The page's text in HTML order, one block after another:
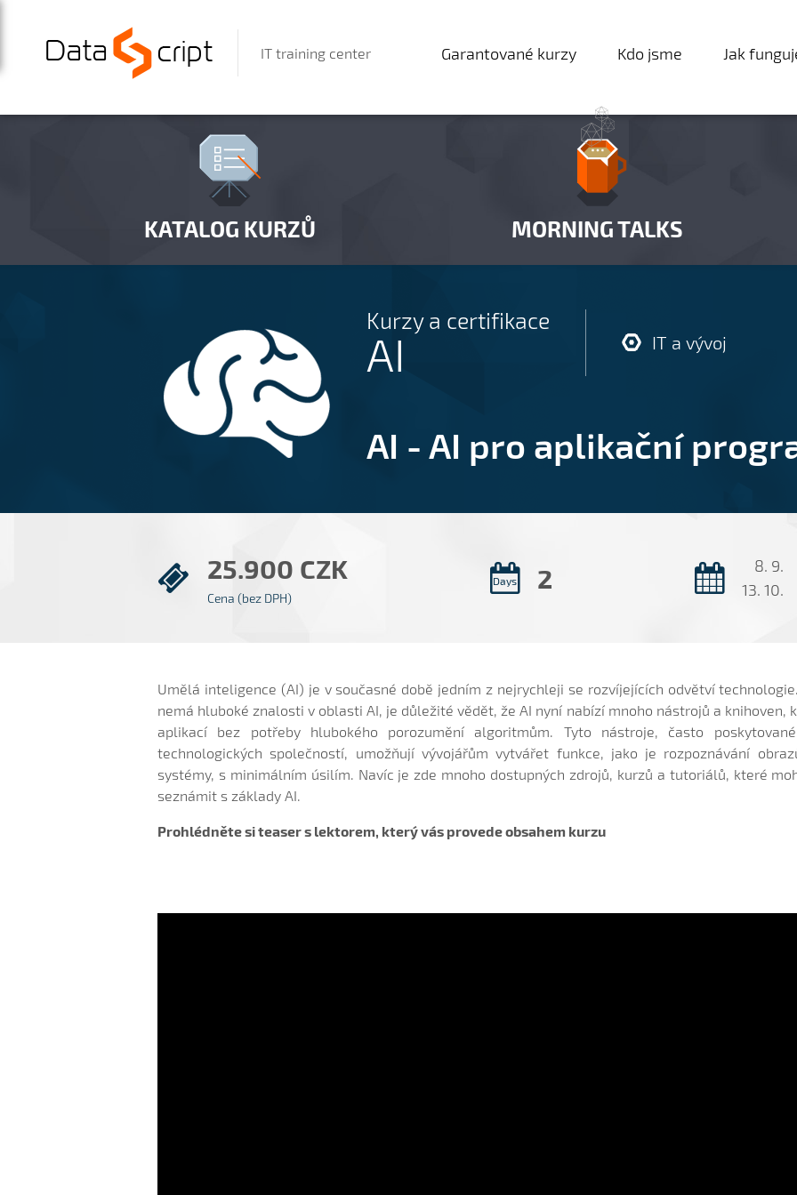
IT training center Garantované kurzy Kdo jsme Jak
KATALOG KURZŮ MORNING TALKS
Kurzy a certifikace
AI IT a vývoj
AI - AI pro aplikační
25.900 CZK
Cena (bez DPH)
Days 2 8. 9.
13. 10.
Umělá inteligence (AI) je v současné době jedním z nejrychleji se rozvíjejících odvětví
nemá hluboké znalosti v oblasti AI, je důležité vědět, že AI nyní nabízí mnoho nástrojů a knihoven,
aplikací bez potřeby hlubokého porozumění algoritmům. Tyto nástroje, často
technologických společností, umožňují vývojářům vytvářet funkce, jako je rozpoznávání
systémy, s minimálním úsilím. Navíc je zde mnoho dostupných zdrojů, kurzů a tutoriálů, které
seznámit s základy AI.
Prohlédněte si teaser s lektorem, který vás provede obsahem kurzu